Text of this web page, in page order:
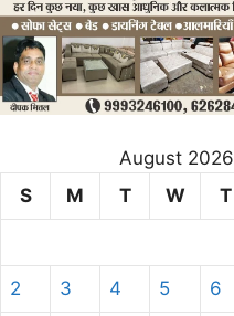
August 2026
S
M T W T
2 3 4 5 6